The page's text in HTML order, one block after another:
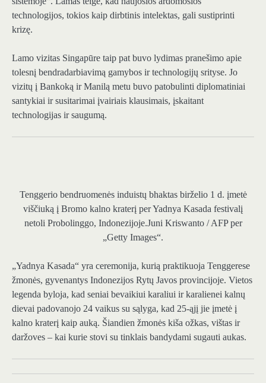
technologijos, tokios kaip dirbtinis intelektas, gali sustiprinti
krizę.
Lamo vizitas Singapūre taip pat buvo lydimas pranešimo apie
tolesnį bendradarbiavimą gamybos ir technologijų srityse. Jo
vizitų į Bankoką ir Manilą metu buvo patobulinti diplomatiniai
santykiai ir susitarimai įvairiais klausimais, įskaitant
technologijas ir saugumą.
Tenggerio bendruomenės induistų bhaktas birželio 1 d. įmetė
viščiuką į Bromo kalno kraterį per Yadnya Kasada festivalį
netoli Probolinggo, Indonezijoje.Juni Kriswanto / AFP per
„Getty Images“.
„Yadnya Kasada“ yra ceremonija, kurią praktikuoja Tenggerese
žmonės, gyvenantys Indonezijos Rytų Javos provincijoje. Vietos
legenda byloja, kad seniai bevaikiui karaliui ir karalienei kalnų
dievai padovanojo 24 vaikus su sąlyga, kad 25-ąjį jie įmetė į
kalno kraterį kaip auką. Šiandien žmonės kiša ožkas, vištas ir
daržoves – kai kurie stovi su tinklais bandydami sugauti aukas.